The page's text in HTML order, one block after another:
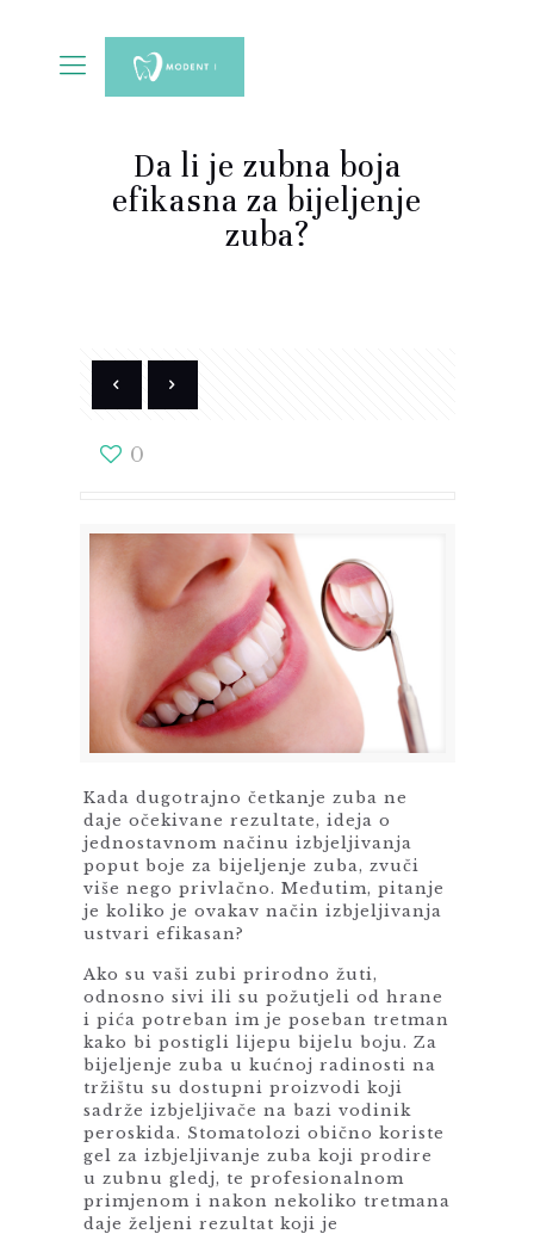
Da li je zubna boja
efikasna za bijeljenje
zuba?
0
Kada dugotrajno četkanje zuba ne
daje očekivane rezultate, ideja o
jednostavnom načinu izbjeljivanja
poput boje za bijeljenje zuba, zvuči
više nego privlačno. Međutim, pitanje
je koliko je ovakav način izbjeljivanja
ustvari efikasan?
Ako su vaši zubi prirodno žuti,
odnosno sivi ili su požutjeli od hrane
i pića potreban im je poseban tretman
kako bi postigli lijepu bijelu boju. Za
bijeljenje zuba u kućnoj radinosti na
tržištu su dostupni proizvodi koji
sadrže izbjeljivače na bazi vodinik
peroskida. Stomatolozi obično koriste
gel za izbjeljivanje zuba koji prodire
u zubnu gledj, te profesionalnom
primjenom i nakon nekoliko tretmana
daje željeni rezultat koji je